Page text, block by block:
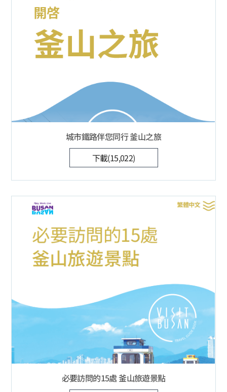
城市鐵路伴您同行 釜山之旅
下載(15,022)
必要訪問的15處 釜山旅遊景點